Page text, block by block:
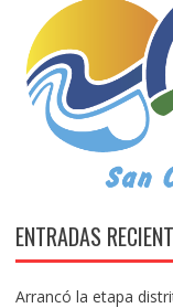
ENTRADAS
Arrancó la etapa